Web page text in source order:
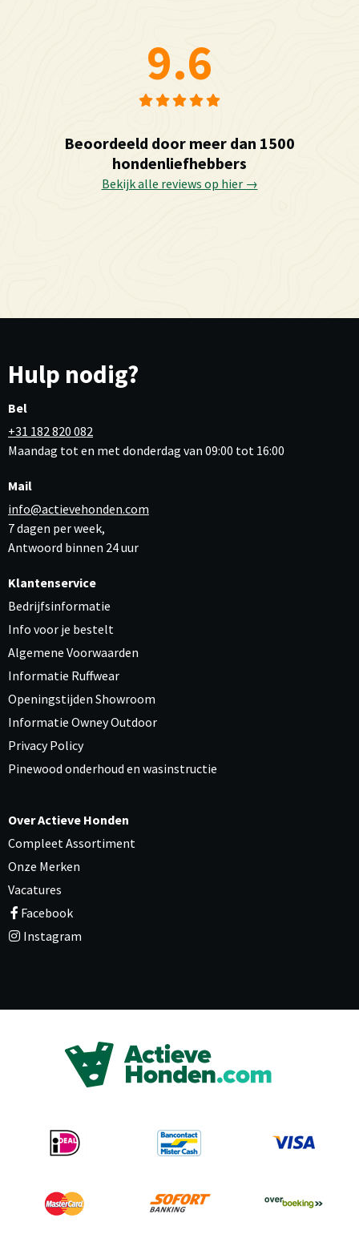
9.6
Beoordeeld door meer dan 1500
hondenliefhebbers
Bekijk alle reviews op hier →
Hulp nodig?
Bel
+31 182 820 082
Maandag tot en met donderdag van 09:00 tot 16:00
Mail
info@actievehonden.com
7 dagen per week,
Antwoord binnen 24 uur
Klantenservice
Bedrijfsinformatie
Info voor je bestelt
Algemene Voorwaarden
Informatie Ruffwear
Openingstijden Showroom
Informatie Owney Outdoor
Privacy Policy
Pinewood onderhoud en wasinstructie
Over Actieve Honden
Compleet Assortiment
Onze Merken
Vacatures
Facebook
Instagram